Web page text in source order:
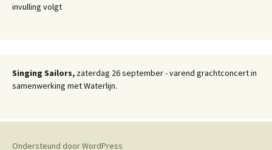
invulling volgt
Singing Sailors, zaterdag 26 september - varend grachtconcert in
samenwerking met Waterlijn.
Ondersteund door WordPress